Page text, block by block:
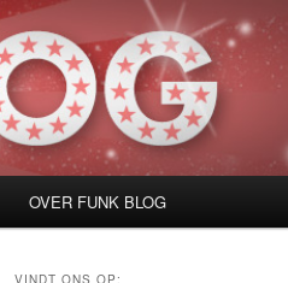
OVER FUNK BLOG